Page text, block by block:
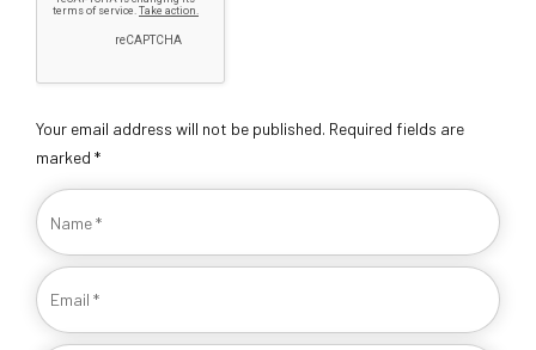
Your email address will not be published. Required fields are
marked *